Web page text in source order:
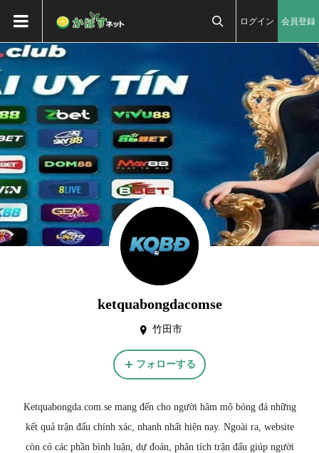
ログイン 会員登録
ketquabongdacomse
竹田市
フォローする
Ketquabongda.com.se mang đến cho người hâm mộ bóng đá những
kết quả trận đấu chính xác, nhanh nhất hiện nay. Ngoài ra, website
còn có các phần bình luận, dự đoán, phân tích trận đấu giúp người